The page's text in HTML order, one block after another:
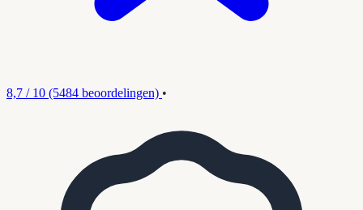
8,7 / 10 (5484 beoordelingen) •